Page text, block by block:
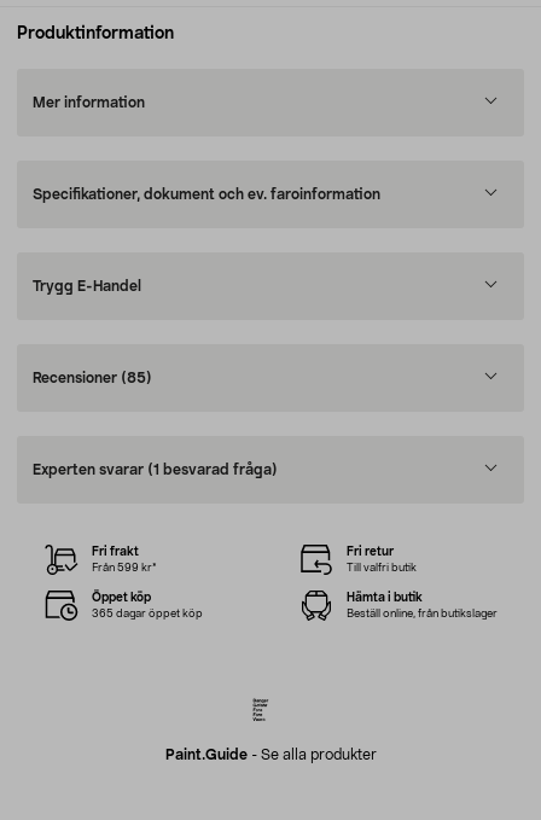
Produktinformation
Mer information
Specifikationer, dokument och ev. faroinformation
Trygg E-Handel
Recensioner (85)
Experten svarar (1 besvarad fråga)
Paint.guide- Se alla produkter
Fri frakt
Från 599 kr*
Fri retur
Till valfri butik
Öppet köp
365 dagar öppet köp
Hämta i butik
Beställ online, från butikslager